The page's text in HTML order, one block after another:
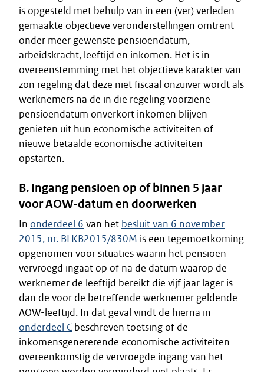
is opgesteld met behulp van in een (ver) verleden
gemaakte objectieve veronderstellingen omtrent
onder meer gewenste pensioendatum,
arbeidskracht, leeftijd en inkomen. Het is in
overeenstemming met het objectieve karakter van
zon regeling dat deze niet fiscaal onzuiver wordt als
werknemers na de in die regeling voorziene
pensioendatum onverkort inkomen blijven
genieten uit hun economische activiteiten of
nieuwe betaalde economische activiteiten
opstarten.
B. Ingang pensioen op of binnen 5 jaar
voor AOW-datum en doorwerken
In onderdeel 6 van het besluit van 6 november
2015, nr. BLKB2015/830M is een tegemoetkoming
opgenomen voor situaties waarin het pensioen
vervroegd ingaat op of na de datum waarop de
werknemer de leeftijd bereikt die vijf jaar lager is
dan de voor de betreffende werknemer geldende
AOW-leeftijd. In dat geval vindt de hierna in
onderdeel C beschreven toetsing of de
inkomensgenererende economische activiteiten
overeenkomstig de vervroegde ingang van het